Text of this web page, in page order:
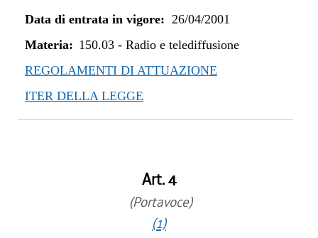
Data di entrata in vigore: 26/04/2001
Materia: 150.03- Radio e telediffusione
REGOLAMENTI DI ATTUAZIONE
ITER DELLA LEGGE
Art. 4
(Portavoce)
(1)